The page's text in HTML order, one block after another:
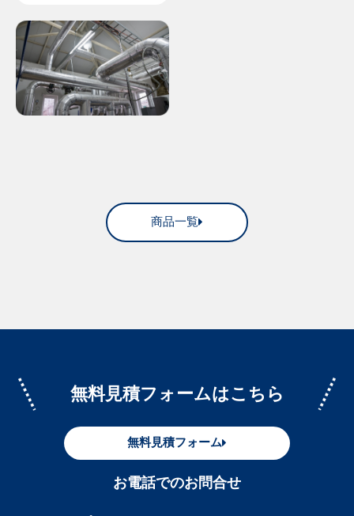
商品一覧
無料見積フォームはこちら
無料見積フォーム
お電話でのお問合せ